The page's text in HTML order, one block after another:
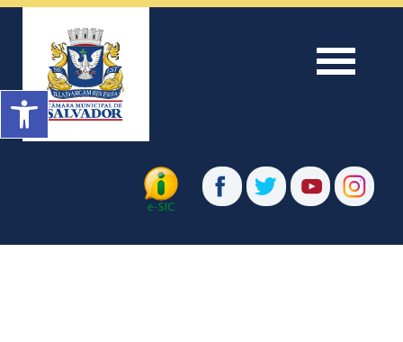
Menu
Barra de Ferramentas Aberta